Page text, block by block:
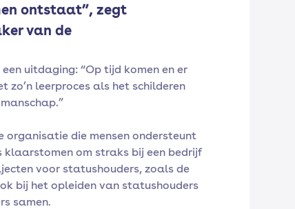
ontstaat”, zegt
van de
uitdaging: “Op tijd komen en er
zo’n leerproces als het schilderen
organisatie die mensen ondersteunt
klaarstomen om straks bij een bedrijf
voor statushouders, zoals de
bij het opleiden van statushouders
samen.